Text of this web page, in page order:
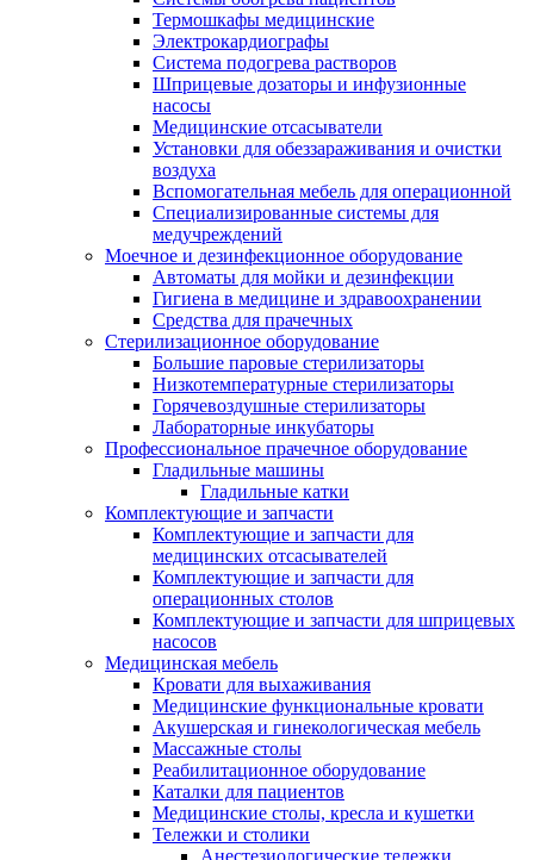
Термошкафы медицинские
Электрокардиографы
Cистема подогрева растворов
Шприцевые дозаторы и инфузионные
насосы
Медицинские отсасыватели
Установки для обеззараживания и очистки
воздуха
Вспомогательная мебель для операционной
Специализированные системы для
медучреждений
Моечное и дезинфекционное оборудование
Автоматы для мойки и дезинфекции
Гигиена в медицине и здравоохранении
Средства для прачечных
Стерилизационное оборудование
Большие паровые стерилизаторы
Низкотемпературные стерилизаторы
Горячевоздушные стерилизаторы
Лабораторные инкубаторы
Профессиональное прачечное оборудование
Гладильные машины
Гладильные катки
Комплектующие и запчасти
Комплектующие и запчасти для
медицинских отсасывателей
Комплектующие и запчасти для
операционных столов
Комплектующие и запчасти для шприцевых
насосов
Медицинская мебель
Кровати для выхаживания
Медицинские функциональные кровати
Акушерская и гинекологическая мебель
Массажные столы
Реабилитационное оборудование
Каталки для пациентов
Медицинские столы, кресла и кушетки
Тележки и столики
Анестезиологические тележки